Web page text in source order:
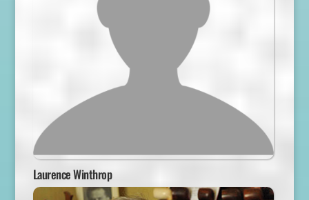
Laurence Winthrop